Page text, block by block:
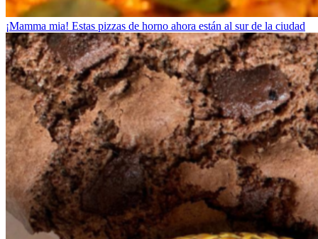
¡Mamma mia! Estas pizzas de horno ahora están al sur de la ciudad